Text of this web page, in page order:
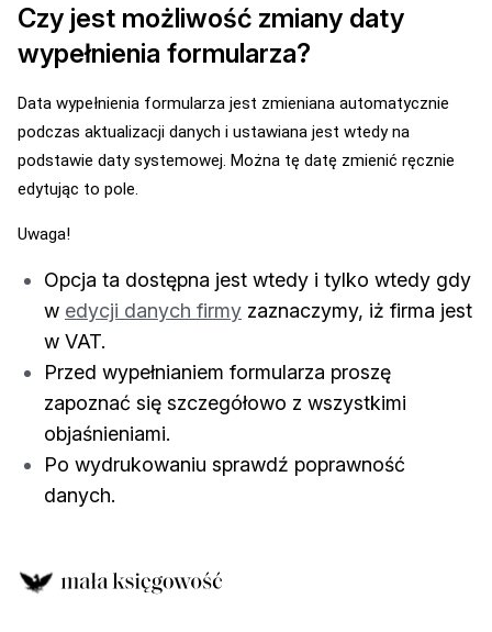
Czy jest możliwość zmiany daty
wypełnienia formularza?
Data wypełnienia formularza jest zmieniana automatycznie
podczas aktualizacji danych i ustawiana jest wtedy na
podstawie daty systemowej. Można tę datę zmienić ręcznie
edytując to pole.
Uwaga!
Opcja ta dostępna jest wtedy i tylko wtedy gdy
w edycji danych firmy zaznaczymy, iż firma jest
w VAT.
Przed wypełnianiem formularza proszę
zapoznać się szczegółowo z wszystkimi
objaśnieniami.
Po wydrukowaniu sprawdź poprawność
danych.